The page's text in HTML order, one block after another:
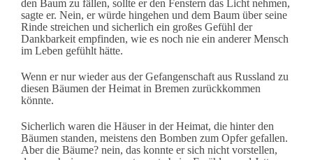
den Baum zu fällen, sollte er den Fenstern das Licht nehmen,
sagte er. Nein, er würde hingehen und dem Baum über seine
Rinde streichen und sicherlich ein großes Gefühl der
Dankbarkeit empfinden, wie es noch nie ein anderer Mensch
im Leben gefühlt hätte.
Wenn er nur wieder aus der Gefangenschaft aus Russland zu
diesen Bäumen der Heimat in Bremen zurückkommen
könnte.
Sicherlich waren die Häuser in der Heimat, die hinter den
Bäumen standen, meistens den Bomben zum Opfer gefallen.
Aber die Bäume? nein, das konnte er sich nicht vorstellen,